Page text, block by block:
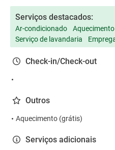
Serviços destacados:
Ar-condicionado
Serviço de lavandaria
Check-in/Check-out
Outros
Aquecimento (grátis)
Serviços adicionais